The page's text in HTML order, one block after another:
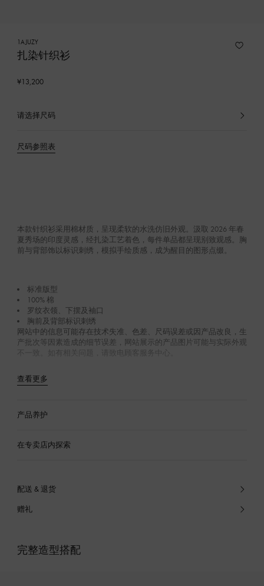
1AJUZY
扎染针织衫
¥13,200
请选择尺码
已
品
尺码参照表
本款针织衫采用棉材质，呈现柔软的水洗仿旧外观。汲取 2026 年春
夏秀场的印度灵感，经扎染工艺着色，每件单品都呈现别致观感。胸
前与背部饰以标识刺绣，模拟手绘质感，成为醒目的图形点缀。
标准版型
100% 棉
罗纹衣领、下摆及袖口
胸前及背部标识刺绣
网站中的信息可能存在技术失准、色差、尺码误差或因产品改良，生
产批次等因素造成的细节误差，网站展示的产品图片可能与实际外观
不一致。如有相关问题，请致电顾客服务中心。
查看更多
产品养护
在专卖店内探索
配送 & 退货
赠礼
完整造型搭配